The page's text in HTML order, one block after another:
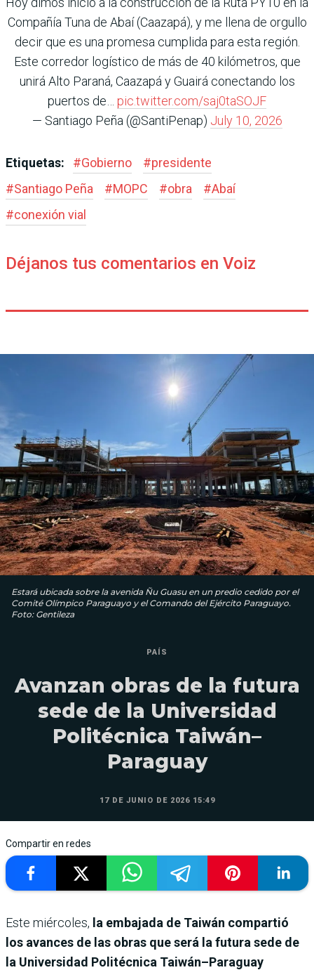
Compañía Tuna de Abaí (Caazapá), y me llena de orgullo
decir que es una promesa cumplida para esta región.
Este corredor logístico de más de 40 kilómetros, que
unirá Alto Paraná, Caazapá y Guairá conectando los
puertos de… pic.twitter.com/saj0taSOJF
— Santiago Peña (@SantiPenap) July 10, 2026
Etiquetas: #Gobierno #presidente
#Santiago Peña #MOPC #obra #Abaí
#conexión vial
Déjanos tus comentarios en Voiz
Estará ubicada sobre la avenida Ñu Guasu en un predio cedido por el
Comité Olímpico Paraguayo y el Comando del Ejército Paraguayo.
Foto: Gentileza
PAÍS
Avanzan obras de la futura
sede de la Universidad
Politécnica Taiwán–
Paraguay
17 DE JUNIO DE 2026 15:49
Compartir en redes
Este miércoles, la embajada de Taiwán compartió
los avances de las obras que será la futura sede de
la Universidad Politécnica Taiwán–Paraguay